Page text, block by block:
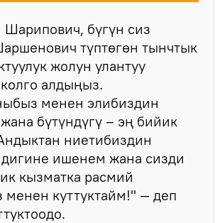
бүгүн сиз
түптөгөн тынчтык
жолун улантуу
алдыңыз.
менен элибиздин
бүтүндүгү – эң бийик
ниетибиздин
ишенем жана сизди
кызматка расмий
менен куттуктайм!" — деп